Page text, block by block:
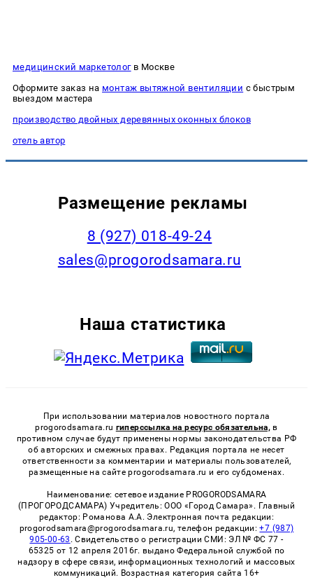
медицинский маркетологв Москве
Оформите заказ на монтаж вытяжной вентиляции с быстрым
выездом мастера
производство двойных деревянных оконных блоков
отель автор
Размещение рекламы
8 (927) 018-49-24
sales@progorodsamara.ru
Наша статистика
При использовании материалов новостного портала
progorodsamara.ru гиперссылка на ресурс обязательна, в
противном случае будут применены нормы законодательства РФ
об авторских и смежных правах. Редакция портала не несет
ответственности за комментарии и материалы пользователей,
размещенные на сайте progorodsamara.ru и его субдоменах.
Наименование: сетевое издание PROGORODSAMARA
(ПРОГОРОДСАМАРА) Учредитель: ООО «Город Самара». Главный
редактор: Романова А.А. Электронная почта редакции:
progorodsamara@progorodsamara.ru, телефон редакции:+7 (987)
905-00-63 . Свидетельство о регистрации СМИ: ЭЛ № ФС 77 -
65325 от 12 апреля 2016г. выдано Федеральной службой по
надзору в сфере связи, информационных технологий и массовых
коммуникаций. Возрастная категория сайта 16+